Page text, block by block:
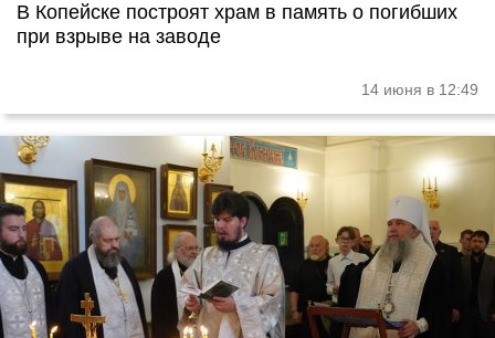
В Копейске построят храм в память о погибших
при взрыве на заводе
14 июня в 12:49